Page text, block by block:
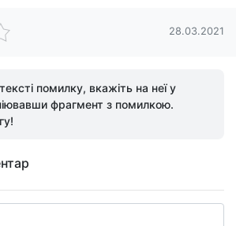
28.03.2021
помилку, вкажіть на неї у
фрагмент з помилкою.